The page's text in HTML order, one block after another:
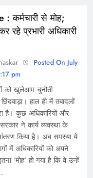
कर्मचारी से मोह;
रहे प्रभारी अधिकारी
Posted On July
pm
को खुलेआम चुनौती
हाल ही में तबादलों
है। कुछ अधिकारियों और
सरकार ने कार्य व्यवस्था के
किया है। अब समस्या ये
में अधिकारियों को अपने
‘मोह’ हो गया है कि वे उन्हें